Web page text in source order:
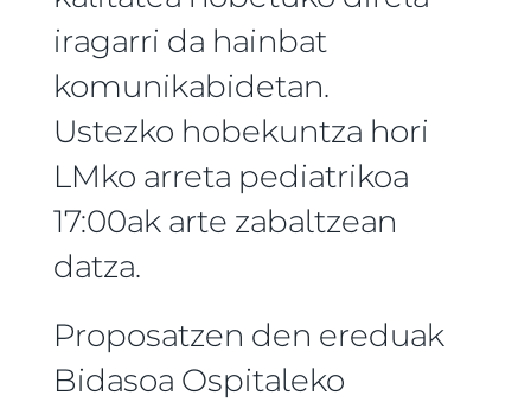
iragarri da hainbat
komunikabidetan.
Ustezko hobekuntza hori
LMko arreta pediatrikoa
17:00ak arte zabaltzean
datza.
Proposatzen den ereduak
Bidasoa Ospitaleko